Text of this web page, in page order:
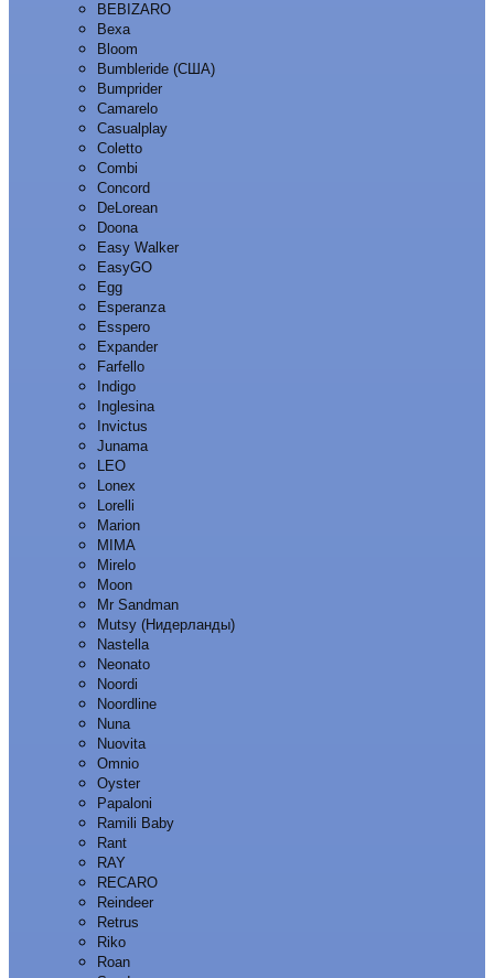
BEBIZARO
Bexa
Bloom
Bumbleride (США)
Bumprider
Camarelo
Casualplay
Coletto
Combi
Concord
DeLorean
Doona
Easy Walker
EasyGO
Egg
Esperanza
Esspero
Expander
Farfello
Indigo
Inglesina
Invictus
Junama
LEO
Lonex
Lorelli
Marion
MIMA
Mirelo
Moon
Mr Sandman
Mutsy (Нидерланды)
Nastella
Neonato
Noordi
Noordline
Nuna
Nuovita
Omnio
Oyster
Papaloni
Ramili Baby
Rant
RAY
RECARO
Reindeer
Retrus
Riko
Roan